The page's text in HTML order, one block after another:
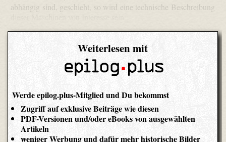
abhängig sind, geschieht, so wird eine technische Beschreibung
Weiterlesen mit
Werde epilog.plus-Mitglied und Du bekommst
Zugriff auf exklusive Beiträge wie diesen
PDF-Versionen und/oder eBooks von ausgewählten
Artikeln
weniger Werbung und dafür mehr historische Bilder